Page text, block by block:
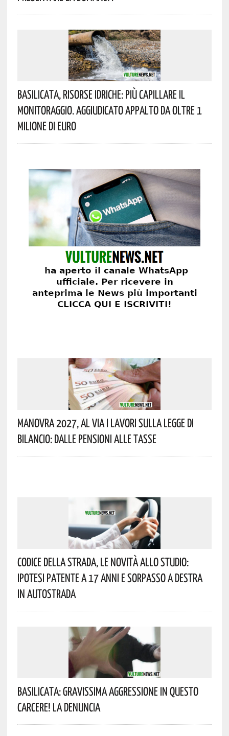
Basilicata, Risorse Idriche: Più Capillare Il
Monitoraggio. Aggiudicato Appalto Da Oltre 1
Milione Di Euro
Manovra 2027, Al Via I Lavori Sulla Legge Di
Bilancio: Dalle Pensioni Alle Tasse
Codice Della Strada, Le Novità Allo Studio:
Ipotesi Patente A 17 Anni E Sorpasso A Destra
In Autostrada
Basilicata: Gravissima Aggressione In Questo
Carcere! La Denuncia